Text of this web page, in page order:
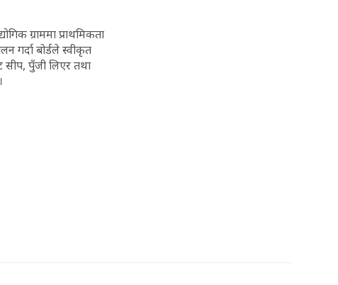
ग्राममा प्राथमिकता
गर्दा बोर्डले स्वीकृत
सीप, पुँजी लिएर तथा